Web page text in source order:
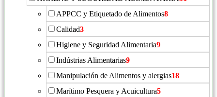
APPCC y Etiquetado de Alimentos8
Calidad3
Higiene y Seguridad Alimentaria9
Indústrias Alimentarias9
Manipulación de Alimentos y alergias18
Marítimo Pesquera y Acuicultura5